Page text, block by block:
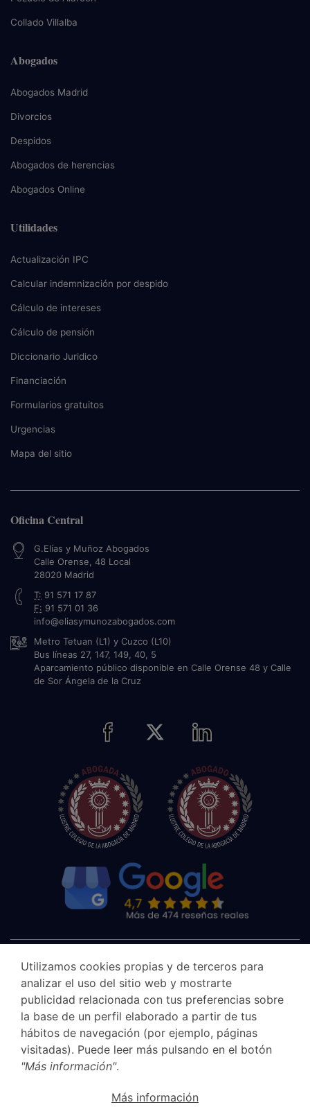
Collado Villalba
Abogados
Abogados Madrid
Divorcios
Despidos
Abogados de herencias
Abogados Online
Utilidades
Actualización IPC
Calcular indemnización por despido
Cálculo de intereses
Cálculo de pensión
Diccionario Juridico
Financiación
Formularios gratuitos
Urgencias
Mapa del sitio
Oficina Central
G.Elías y Muñoz Abogados
Calle Orense, 48 Local
28020 Madrid
T: 91 571 17 87
F: 91 571 01 36
info@eliasymunozabogados.com
Metro Tetuan (L1) y Cuzco (L10)
Bus líneas 27, 147, 149, 40, 5
Aparcamiento público disponible en Calle Orense 48 y Calle
de Sor Ángela de la Cruz
Utilizamos cookies propias y de terceros para
analizar el uso del sitio web y mostrarte
publicidad relacionada con tus preferencias sobre
la base de un perfil elaborado a partir de tus
hábitos de navegación (por ejemplo, páginas
visitadas). Puede leer más pulsando en el botón
"Más información".
Más información